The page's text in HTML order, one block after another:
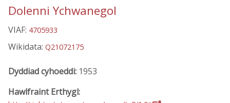
Dolenni Ychwanegol
VIAF: 4705933
Wikidata: Q21072175
Dyddiad cyhoeddi: 1953
Hawlfraint Erthygl: